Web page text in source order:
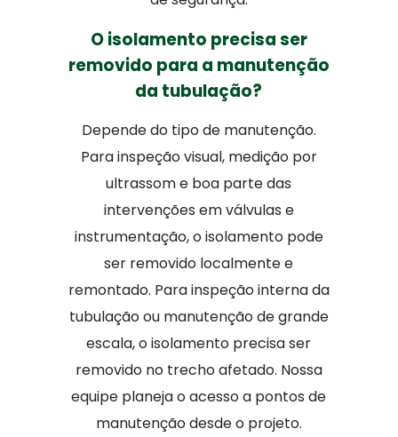
O isolamento precisa ser
removido para a manutenção
da tubulação?
Depende do tipo de manutenção.
Para inspeção visual, medição por
ultrassom e boa parte das
intervenções em válvulas e
instrumentação, o isolamento pode
ser removido localmente e
remontado. Para inspeção interna da
tubulação ou manutenção de grande
escala, o isolamento precisa ser
removido no trecho afetado. Nossa
equipe planeja o acesso a pontos de
manutenção desde o projeto.